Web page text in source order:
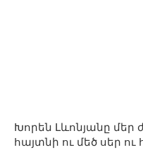
Խորեն Լևոնյանը
հայտնի ու մեծ սեր ու